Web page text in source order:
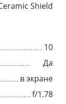
Shield
10
Да
в экране
f/1.78